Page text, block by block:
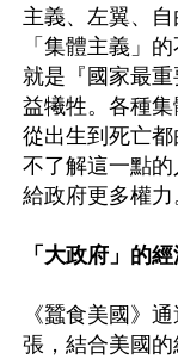
主義、左翼、
「集體主義」
就是『國家最
益犧牲。各種
從出生到死亡都
不了解這一點
給政府更多權力
「大政府」的
《蠶食美國》
張，結合美國